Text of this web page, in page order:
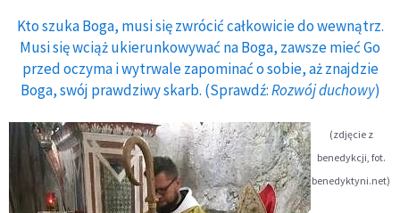
Kto szuka Boga, musi się zwrócić całkowicie do wewnątrz.
Musi się wciąż ukierunkowywać na Boga, zawsze mieć Go
przed oczyma i wytrwale zapominać o sobie, aż znajdzie
Boga, swój prawdziwy skarb. (Sprawdź:Rozwój duchowy)
(zdjęcie z
benedykcji, fot.
benedyktyni.net)